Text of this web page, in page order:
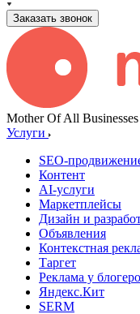
Заказать звонок
Mother Of All Businesses
Услуги
SEO-
Контент
AI-услуги
Маркетплейсы
Дизайн и
Объявления
Контекстная
Таргет
Реклама у
Яндекс.Кит
SERM